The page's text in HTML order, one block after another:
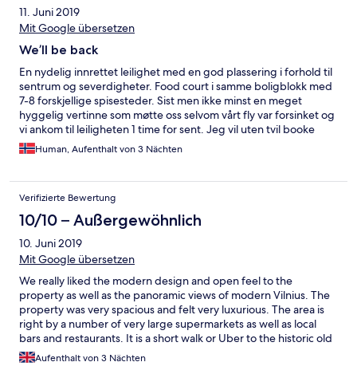
11. Juni 2019
Mit Google übersetzen
We’ll be back
En nydelig innrettet leilighet med en god plassering i forhold til
sentrum og severdigheter. Food court i samme boligblokk med
7-8 forskjellige spisesteder. Sist men ikke minst en meget
hyggelig vertinne som møtte oss selvom vårt fly var forsinket og
vi ankom til leiligheten 1 time for sent. Jeg vil uten tvil booke
leiligheten når jeg er tilbake i Vilnius! Delia, takk for et nydelig og
problemfritt opphold! :)
Human, Aufenthalt von 3 Nächten
Verifizierte Bewertung
10/10 – Außergewöhnlich
10. Juni 2019
Mit Google übersetzen
We really liked the modern design and open feel to the
property as well as the panoramic views of modern Vilnius. The
property was very spacious and felt very luxurious. The area is
right by a number of very large supermarkets as well as local
bars and restaurants. It is a short walk or Uber to the historic old
town.Aufenthalt von 3 Nächten